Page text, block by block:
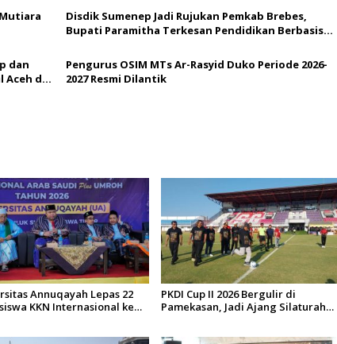
Disdik Sumenep Jadi Rujukan Pemkab Brebes,
Bupati Paramitha Terkesan Pendidikan Berbasis
dan
Aceh di
Pengurus OSIM MTs Ar-Rasyid Duko Periode 2026-
2027 Resmi Dilantik
Annuqayah Lepas 22
KKN Internasional ke
PKDI Cup II 2026 Bergulir di
Pamekasan, Jadi Ajang Silaturahmi